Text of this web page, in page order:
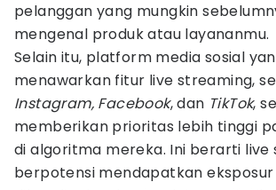
pelanggan yang mungkin
mengenal produk atau layananmu.
Selain itu, platform media sosial
menawarkan fitur live streaming,
Instagram, Facebook, dan TikTok,
memberikan prioritas lebih tinggi
di algoritma mereka. Ini berarti live
berpotensi mendapatkan